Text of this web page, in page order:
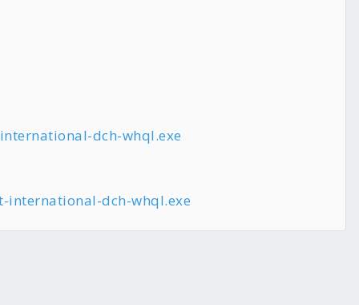
dch-whql.exe
international-dch-whql.exe